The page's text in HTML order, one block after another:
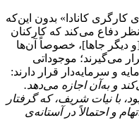
کارگری کانادا» بدون این‌که
دفاع می‌کند که کارکنان
دیگر جاها]، خصوصاً آن‌ها
می‌گیرند؛ موجوداتی
و سرمایه‌دار قرار دارند:
و به‌آن اجازه می‌دهد.
با نیات شریف، که گرفتار
و احتمالاً در آستانه‌ی